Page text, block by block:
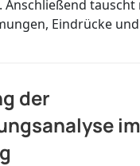
tauscht
Eindrücke
der
im